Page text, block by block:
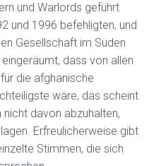
und Warlords geführt
und 1996 befehligten, und
Gesellschaft im Süden
dass von allen
die afghanische
wäre, das scheint
davon abzuhalten,
Erfreulicherweise gibt
Stimmen, die sich